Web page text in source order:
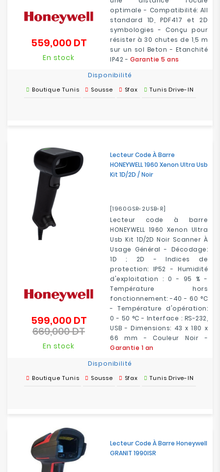
optimale - Compatibilité: All
standard 1D, PDF417 et 2D
symbologies - Conçu pour
résister à 30 chutes de 1,5 m
sur un sol Beton - Etanchité
IP42 - Garantie 5 ans
559,000 DTPrix
En stock
Disponibilité
Boutique Tunis Sousse Sfax Tunis Drive-IN
Lecteur Code À Barre
HONEYWELL 1960 Xenon Ultra Usb
Kit 1D/2D / Noir
[1960GSR-2USB-R]
Lecteur code à barre
HONEYWELL 1960 Xenon Ultra
Usb Kit 1D/2D Noir Scanner À
Usage Général - Décodage:
1D ; 2D - Indices de
protection: IP52 - Humidité
d'exploitation : 0 - 95 % -
Température hors
fonctionnement: -40 - 60 °C
- Température d'opération:
0 - 50 °C - Interface : RS-232,
USB - Dimensions: 43 x 180 x
66 mm - Couleur Noir -
Garantie 1 an
599,000 DTPrix
669,000 DTPrix
En stock
Disponibilité
Boutique Tunis Sousse Sfax Tunis Drive-IN
Lecteur Code À Barre Honeywell
GRANIT 1990ISR